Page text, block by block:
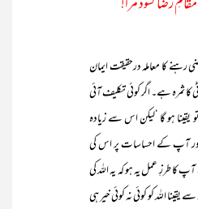
مقامِ رضا کشود مرا!
کا معاملہ درحقیقت ایمان
ثمرہ ہے۔ اگر کوئی تکلیف آئی
یقینا ہو گا ‘لیکن اس سے زیادہ
آپ کے احساسات پر اس کی
طرزِ عمل یہ ہو کہ یہ اللہ کی
اللہ کو کوئی نہ کوئی خیر ہی